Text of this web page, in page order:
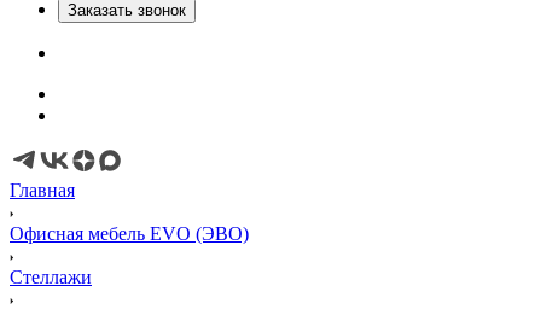
Заказать звонок
Главная
Офисная мебель EVO (ЭВО)
Стеллажи